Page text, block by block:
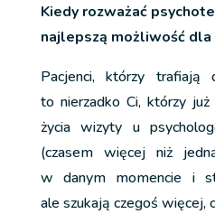
Kiedy rozważać
najlepszą możliwość dla
Pacjenci, którzy trafiają
to nierzadko Ci, którzy
życia wizyty u
(czasem więcej niż
w danym momencie i
ale szukają czegoś więcej,